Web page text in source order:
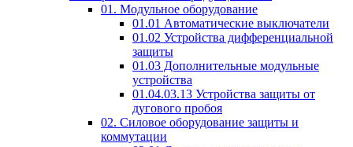
01. Модульное оборудование
01.01 Автоматические выключатели
01.02 Устройства дифференциальной
защиты
01.03 Дополнительные модульные
устройства
01.04.03.13 Устройства защиты от
дугового пробоя
02. Силовое оборудование защиты и
коммутации